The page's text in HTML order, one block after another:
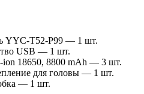
YYC-T52-P99 — 1 шт.
USB — 1 шт.
18650, 8800 mAh — 3 шт.
для головы — 1 шт.
— 1 шт.